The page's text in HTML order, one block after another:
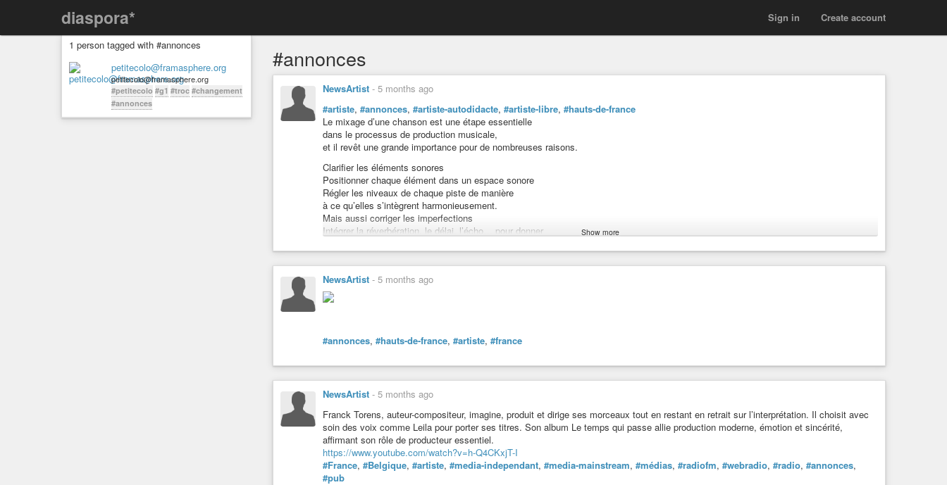
diaspora* Create account
Sign in
1 person tagged with #annonces
petitecolo@framasphere.org
petitecolo@framasphere.org
#petitecolo #g1 #troc #changement
#annonces
#annonces
NewsArtist - 5 months ago
#artiste, #annonces, #artiste-autodidacte, #artiste-libre, #hauts-de-france
Le mixage d’une chanson est une étape essentielle
dans le processus de production musicale,
et il revêt une grande importance pour de nombreuses raisons.
Clarifier les éléments sonores
Positionner chaque élément dans un espace sonore
Régler les niveaux de chaque piste de manière
à ce qu’elles s’intègrent harmonieusement.
Mais aussi corriger les imperfections
Intégrer la réverbération, le délai, l’écho… pour donner
Contrôler la plage dynamique de la chanson afin d’éviter la distorsion
tout en préservant la qualité sonore.
Le mixage permet également d’exprimer la création artistique
en mettant en valeur des éléments spécifiques.
Contactez nous par mail ànewsartist@newsartist.fr
Show more
NewsArtist - 5 months ago
#annonces, #hauts-de-france, #artiste, #france
NewsArtist - 5 months ago
Franck Torens, auteur-compositeur, imagine, produit et dirige ses morceaux tout en restant en retrait sur l’interprétation. Il choisit avec
soin des voix comme Leila pour porter ses titres. Son album Le temps qui passe allie production moderne, émotion et sincérité,
affirmant son rôle de producteur essentiel.
https://www.youtube.com/watch?v=h-Q4CKxjT-I
#France, #Belgique, #artiste, #media-independant, #media-mainstream, #médias, #radiofm, #webradio, #radio, #annonces,
#pub